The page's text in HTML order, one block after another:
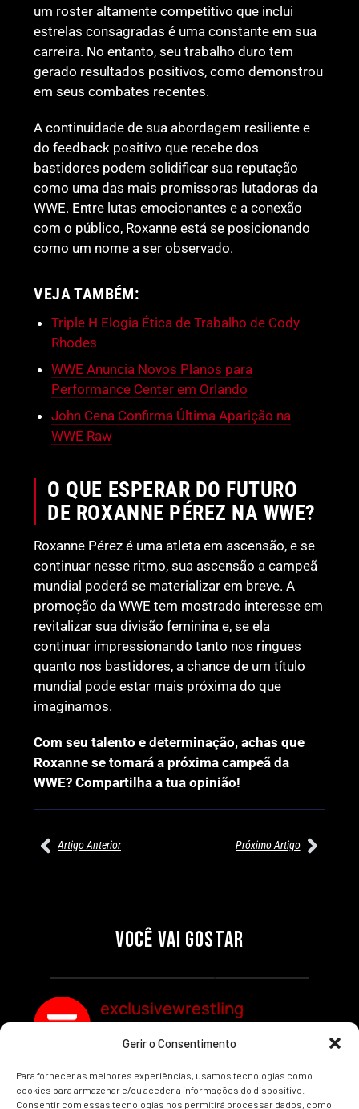
Gerir o Consentimento
Para fornecer as melhores experiências, usamos tecnologias como
cookies para armazenar e/ou aceder a informações do dispositivo.
Consentir com essas tecnologias nos permitirá processar dados, como
um roster altamente competitivo que inclui
estrelas consagradas é uma constante em sua
carreira. No entanto, seu trabalho duro tem
gerado resultados positivos, como demonstrou
em seus combates recentes.
A continuidade de sua abordagem resiliente e
do feedback positivo que recebe dos
bastidores podem solidificar sua reputação
como uma das mais promissoras lutadoras da
WWE. Entre lutas emocionantes e a conexão
com o público, Roxanne está se posicionando
como um nome a ser observado.
VEJA TAMBÉM:
Triple H Elogia Ética de Trabalho de Cody
Rhodes
WWE Anuncia Novos Planos para
Performance Center em Orlando
John Cena Confirma Última Aparição na
WWE Raw
O QUE ESPERAR DO FUTURO
DE ROXANNE PÉREZ NA WWE?
Roxanne Pérez é uma atleta em ascensão, e se
continuar nesse ritmo, sua ascensão a campeã
mundial poderá se materializar em breve. A
promoção da WWE tem mostrado interesse em
revitalizar sua divisão feminina e, se ela
continuar impressionando tanto nos ringues
quanto nos bastidores, a chance de um título
mundial pode estar mais próxima do que
imaginamos.
Com seu talento e determinação, achas que
Roxanne se tornará a próxima campeã da
WWE? Compartilha a tua opinião!
Artigo Anterior Próximo Artigo
VOCÊ VAI GOSTAR
SEGMENTOS A NÃO PERDER
Por exclusivewrestling
MUNDIAL FEMININO NA AEW
REDEMPTION
Por exclusivewrestling
exclusivewrestling
Ver mais Artigos